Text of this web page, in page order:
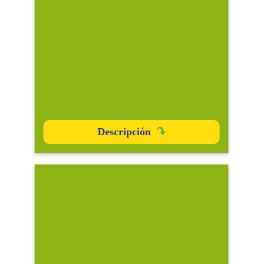
Descripción